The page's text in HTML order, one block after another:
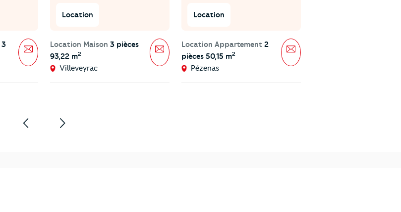
3
Message
Location
Location Maison 3 pièces
93,22 m2
Villeveyrac
Message
Location
Location Appartement 2
pièces 50,15 m2
Pézenas
Message